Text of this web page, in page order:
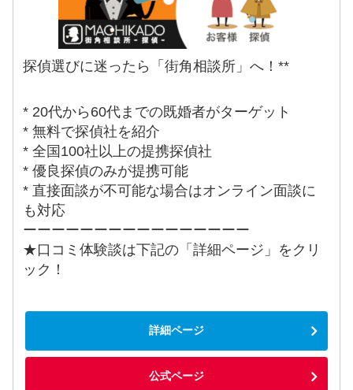
探偵選びに迷ったら「街角相談所」へ！**
* 20代から60代までの既婚者がターゲット
* 無料で探偵社を紹介
* 全国100社以上の提携探偵社
* 優良探偵のみが提携可能
* 直接面談が不可能な場合はオンライン面談に
も対応
ーーーーーーーーーーーーーーーー
★口コミ体験談は下記の「詳細ページ」をクリ
ック！
詳細ページ
公式ページ